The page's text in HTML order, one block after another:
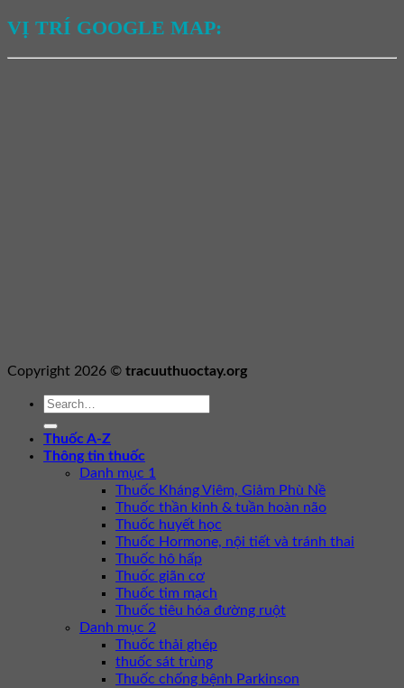
VỊ TRÍ GOOGLE MAP:
Copyright 2026 © tracuuthuoctay.org
Thuốc A-Z
Thông tin thuốc
Danh mục 1
Thuốc Kháng Viêm, Giảm Phù Nề
Thuốc thần kinh & tuần hoàn não
Thuốc huyết học
Thuốc Hormone, nội tiết và tránh thai
Thuốc hô hấp
Thuốc giãn cơ
Thuốc tim mạch
Thuốc tiêu hóa đường ruột
Danh mục 2
Thuốc thải ghép
thuốc sát trùng
Thuốc chống bệnh Parkinson